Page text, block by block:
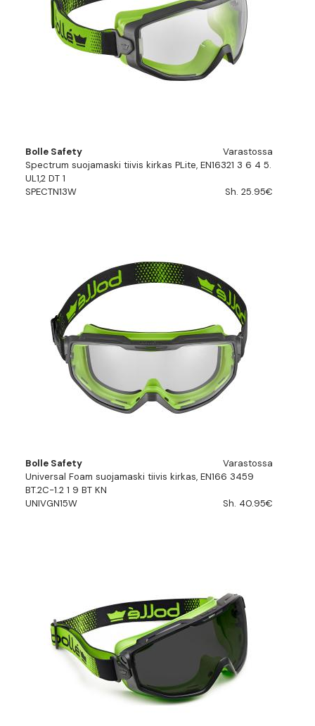
Bolle Safety
Varastossa
Spectrum suojamaski tiivis kirkas PLite, EN16321 3 6 4 5.
UL1,2 DT 1
SPECTN13W
Sh. 25.95€
Bolle Safety
Varastossa
Universal Foam suojamaski tiivis kirkas, EN166 3459
BT.2C-1.2 1 9 BT KN
UNIVGN15W
Sh. 40.95€